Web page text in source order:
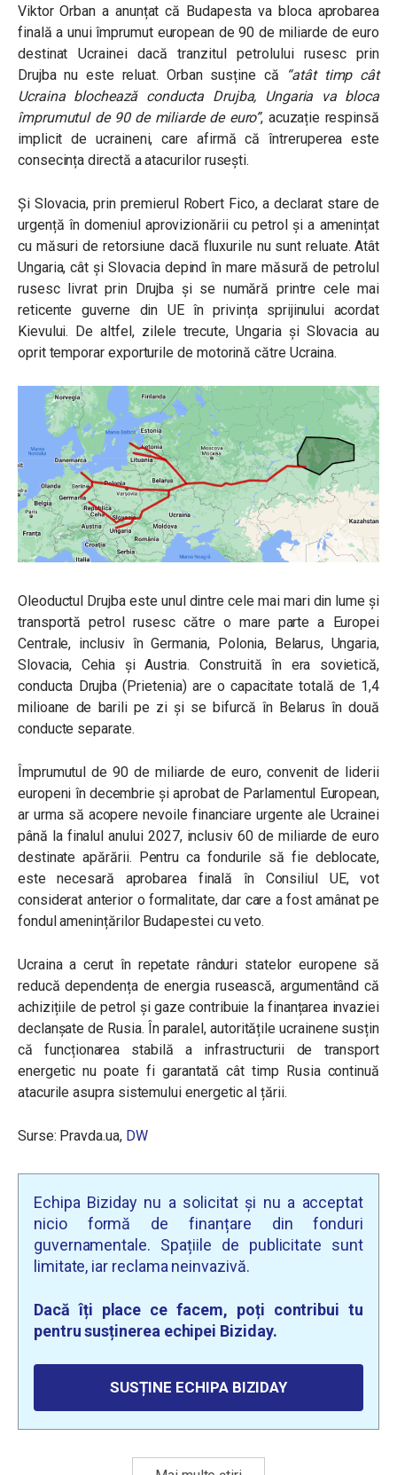
Viktor Orban a anunțat că Budapesta va bloca aprobarea
finală a unui împrumut european de 90 de miliarde de euro
destinat Ucrainei dacă tranzitul petrolului rusesc prin
Drujba nu este reluat. Orban susține că
“atât timp cât
Ucraina blochează conducta Drujba, Ungaria va bloca
împrumutul de 90 de miliarde de euro”, acuzație respinsă
implicit de ucraineni, care afirmă că întreruperea este
consecința directă a atacurilor rusești.
Și Slovacia, prin premierul Robert Fico, a declarat stare de
urgență în domeniul aprovizionării cu petrol și a amenințat
cu măsuri de retorsiune dacă fluxurile nu sunt reluate. Atât
Ungaria, cât și Slovacia depind în mare măsură de petrolul
rusesc livrat prin Drujba și se numără printre cele mai
reticente guverne din UE în privința sprijinului acordat
Kievului. De altfel, zilele trecute, Ungaria și Slovacia au
oprit temporar exporturile de motorină către Ucraina.
Oleoductul Drujba este unul dintre cele mai mari din lume și
transportă petrol rusesc către o mare parte a Europei
Centrale, inclusiv în Germania, Polonia, Belarus, Ungaria,
Slovacia, Cehia și Austria. Construită în era sovietică,
conducta Drujba (Prietenia) are o capacitate totală de 1,4
milioane de barili pe zi și se bifurcă în Belarus în două
conducte separate.
Împrumutul de 90 de miliarde de euro, convenit de liderii
europeni în decembrie și aprobat de Parlamentul European,
ar urma să acopere nevoile financiare urgente ale Ucrainei
până la finalul anului 2027, inclusiv 60 de miliarde de euro
destinate apărării. Pentru ca fondurile să fie deblocate,
este necesară aprobarea finală în Consiliul UE, vot
considerat anterior o formalitate, dar care a fost amânat pe
fondul amenințărilor Budapestei cu veto.
Ucraina a cerut în repetate rânduri statelor europene să
reducă dependența de energia rusească, argumentând că
achizițiile de petrol și gaze contribuie la finanțarea invaziei
declanșate de Rusia. În paralel, autoritățile ucrainene susțin
că funcționarea stabilă a infrastructurii de transport
energetic nu poate fi garantată cât timp Rusia continuă
atacurile asupra sistemului energetic al țării.
Surse: Pravda.ua, DW
Echipa Biziday nu a solicitat și nu a acceptat
nicio formă de finanțare din fonduri
guvernamentale. Spațiile de publicitate sunt
limitate, iar reclama neinvazivă.
Dacă îți place ce facem, poți contribui tu
pentru susținerea echipei Biziday.
SUSȚINE ECHIPA BIZIDAY